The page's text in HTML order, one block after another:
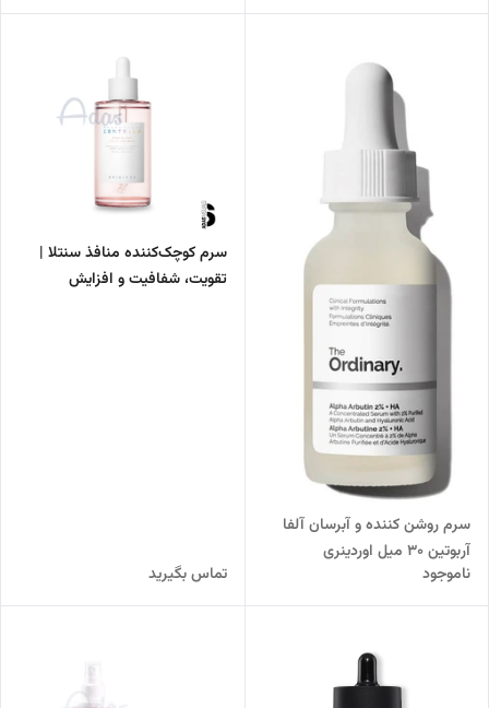
سرم روشن کننده و آبرسان آلفا
آربوتین 30 میل اوردینری
ناموجود
سرم کوچک‌کننده منافذ سنتلا |
تقویت، شفافیت و افزایش
تماس بگیرید